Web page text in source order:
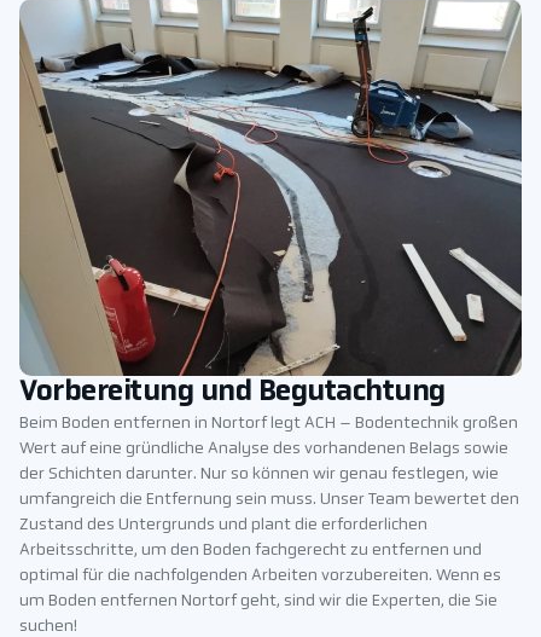
Vorbereitung und Begutachtung
Beim Boden entfernen in Nortorf legt ACH – Bodentechnik großen
Wert auf eine gründliche Analyse des vorhandenen Belags sowie
der Schichten darunter. Nur so können wir genau festlegen, wie
umfangreich die Entfernung sein muss. Unser Team bewertet den
Zustand des Untergrunds und plant die erforderlichen
Arbeitsschritte, um den Boden fachgerecht zu entfernen und
optimal für die nachfolgenden Arbeiten vorzubereiten. Wenn es
um Boden entfernen Nortorf geht, sind wir die Experten, die Sie
suchen!